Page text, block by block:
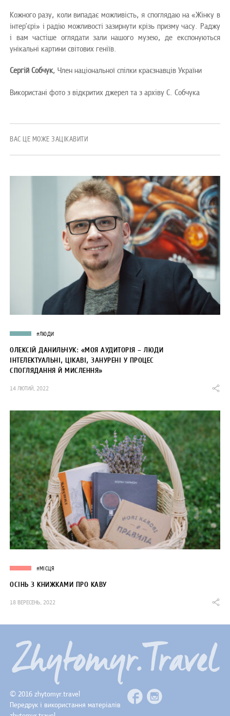
Кожного разу, коли випадає можливість, я споглядаю на «Жінку в
інтер’єрі» і радію можливості зазирнути крізь призму часу. Раджу
і вам частіше оглядати зали нашого музею, де експонуються
унікальні картини світових геніїв.
Сергій Собчук, Член національної спілки краєзнавців України
Використані фото з відкритих джерел та з архіву С. Собчука
ВАС ЦЕ МОЖЕ ЗАЦІКАВИТИ
#ЛЮДИ
ОЛЕКСІЙ ДАНИЛЬЧУК: «МОЯ АУДИТОРІЯ – ЛЮДИ
ІНТЕЛЕКТУАЛЬНІ, ЦІКАВІ, ЗАНУРЕНІ У ПРОЦЕС
СПОГЛЯДАННЯ Й МИСЛЕННЯ»
14 ЛЮТИЙ, 2022
#МІСЦЯ
ОСІНЬ З КНИЖКАМИ ПРО КАВУ
18 ВЕРЕСЕНЬ, 2022
© 2016 zhytomyr.travel
Передрук і використання матеріалів